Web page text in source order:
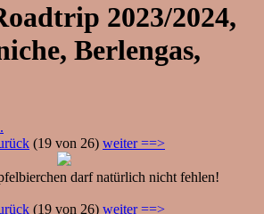
2023/2024,
Berlengas,
(19 von 26) weiter ==>
darf natürlich nicht fehlen!
(19 von 26) weiter ==>